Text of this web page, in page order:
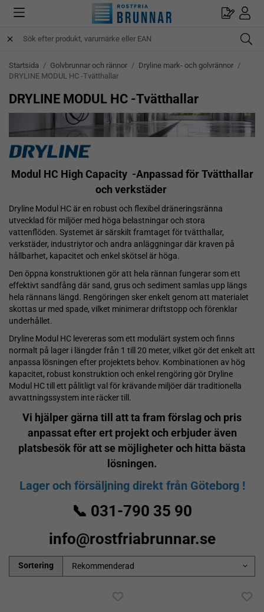
Startsida / Golvbrunnar och rännor / Dryline mark- och golvrännor /
DRYLINE MODUL HC -Tvätthallar
DRYLINE MODUL HC -Tvätthallar
Modul HC High Capacity -Anpassad för Tvätthallar
och verkstäder
Dryline Modul HC är en robust och flexibel dräneringsränna
utvecklad för miljöer med höga belastningar och stora
vattenflöden. Systemet är särskilt framtaget för tvätthallar,
verkstäder, industriytor och andra anläggningar där kraven på
hållbarhet, kapacitet och enkel skötsel är höga.
Den öppna konstruktionen gör att hela rännan fungerar som ett
effektivt sandfång där sand, grus och sediment samlas upp längs
hela rännans längd. Rengöringen sker enkelt genom att materialet
skottas ur med spade, vilket minimerar driftstopp och förenklar
underhållet.
Dryline Modul HC levereras som ett modulärt system och finns
normalt på lager i längder från 1 till 20 meter, vilket gör det enkelt att
anpassa lösningen efter projektets behov. Kombinationen av hög
kapacitet, robust konstruktion och enkel rengöring gör Dryline
Modul HC till ett pålitligt val för krävande miljöer där traditionella
avvattningssystem inte räcker till.
Vi hjälper gärna till att ta fram förslag och pris
anpassat efter ert projekt och erbjuder även
platsbesök för att se möjligheter och hitta bästa
lösningen.
Lager och försäljning direkt från Göteborg !
📞 031-790 35 90
info@rostfriabrunnar.se
Sortering